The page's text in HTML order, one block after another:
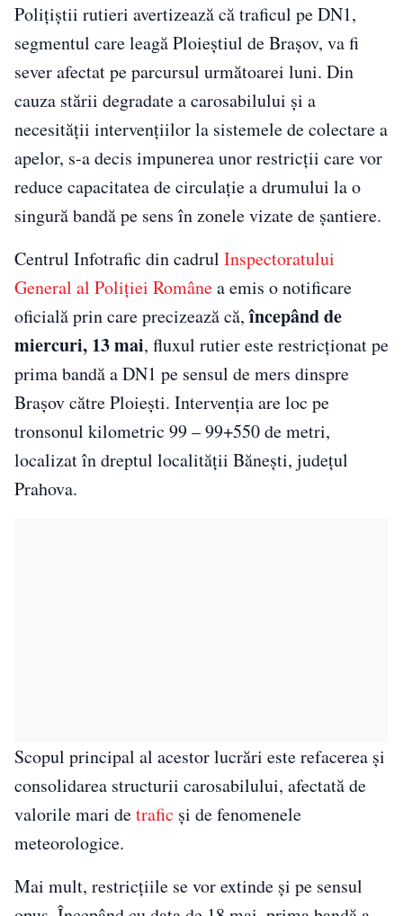
Polițiștii rutieri avertizează că traficul pe DN1,
segmentul care leagă Ploieștiul de Brașov, va fi
sever afectat pe parcursul următoarei luni. Din
cauza stării degradate a carosabilului și a
necesității intervențiilor la sistemele de colectare a
apelor, s-a decis impunerea unor restricții care vor
reduce capacitatea de circulație a drumului la o
singură bandă pe sens în zonele vizate de șantiere.
Centrul Infotrafic din cadrul Inspectoratului
General al Poliției Românea emis o notificare
oficială prin care precizează că,începând de
miercuri, 13 mai, fluxul rutier este restricționat pe
prima bandă a DN1 pe sensul de mers dinspre
Brașov către Ploiești. Intervenția are loc pe
tronsonul kilometric 99 – 99+550 de metri,
localizat în dreptul localității Bănești, județul
Prahova.
Scopul principal al acestor lucrări este refacerea și
consolidarea structurii carosabilului, afectată de
valorile mari detrafic și de fenomenele
meteorologice.
Mai mult, restricțiile se vor extinde și pe sensul